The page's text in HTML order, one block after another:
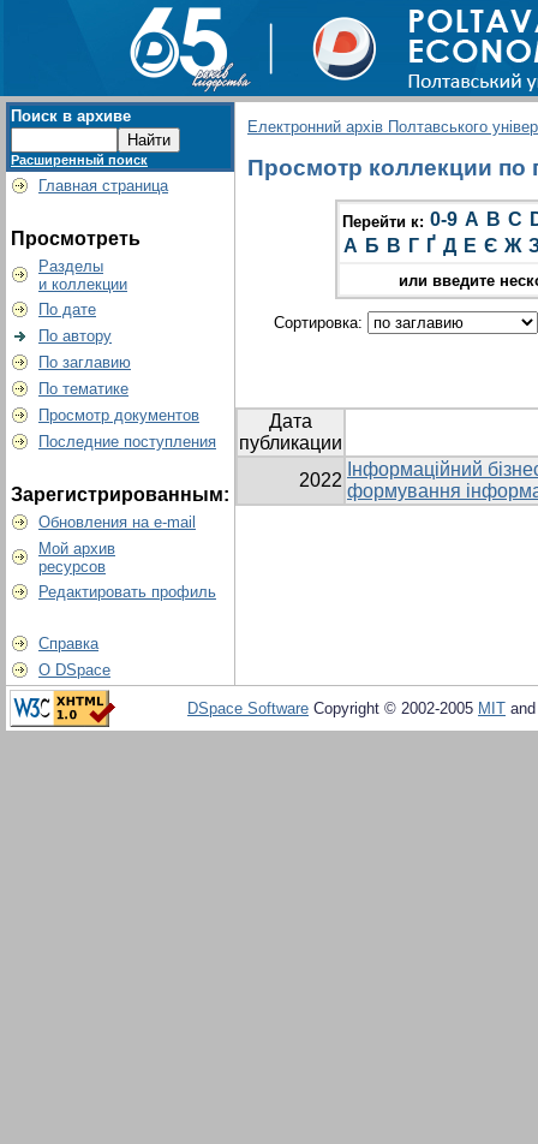
Поиск в архиве
Расширенный поиск
Главная страница
Просмотреть
Разделы
и коллекции
По дате
По автору
По заглавию
По тематике
Просмотр документов
Последние поступления
Зарегистрированным:
Обновления на e-mail
Мой архив
ресурсов
Редактировать профиль
Справка
О DSpace
Електронний архів Полтавського
Просмотр коллекции по
Перейти к: 0-9 A B C
А Б В Г Ґ Д Е Є Ж
или введите
Сортировка:
Дата
публикации
2022
Інформаційний
формування
DSpace Software Copyright © 2002-2005 MIT